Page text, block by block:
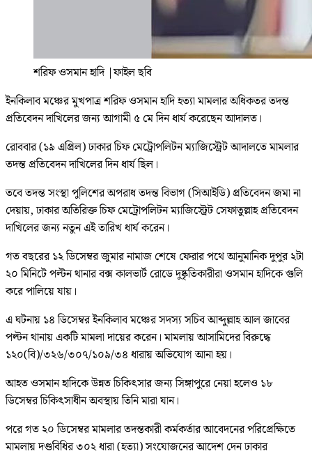
শরিফ ওসমান হাদি |ফাইল ছবি
ইনকিলাব মঞ্চের মুখপাত্র শরিফ ওসমান হাদি হত্যা মামলার অধিকতর তদন্ত
প্রতিবেদন দাখিলের জন্য আগামী ৫ মে দিন ধার্য করেছেন আদালত।
রোববার (১৯ এপ্রিল) ঢাকার চিফ মেট্রোপলিটন ম্যাজিস্ট্রেট আদালতে মামলার
তদন্ত প্রতিবেদন দাখিলের দিন ধার্য ছিল।
তবে তদন্ত সংস্থা পুলিশের অপরাধ তদন্ত বিভাগ (সিআইডি) প্রতিবেদন জমা না
দেয়ায়, ঢাকার অতিরিক্ত চিফ মেট্রোপলিটন ম্যাজিস্ট্রেট সেফাতুল্লাহ প্রতিবেদন
দাখিলের জন্য নতুন এই তারিখ ধার্য করেন।
গত বছরের ১২ ডিসেম্বর জুমার নামাজ শেষে ফেরার পথে আনুমানিক দুপুর ২টা
২০ মিনিটে পল্টন থানার বক্স কালভার্ট রোডে দুষ্কৃতিকারীরা ওসমান হাদিকে গুলি
করে পালিয়ে যায়।
এ ঘটনায় ১৪ ডিসেম্বর ইনকিলাব মঞ্চের সদস্য সচিব আব্দুল্লাহ আল জাবের
পল্টন থানায় একটি মামলা দায়ের করেন। মামলায় আসামিদের বিরুদ্ধে
১২০(বি)/৩২৬/৩০৭/১০৯/৩৪ ধারায় অভিযোগ আনা হয়।
আহত ওসমান হাদিকে উন্নত চিকিৎসার জন্য সিঙ্গাপুরে নেয়া হলেও ১৮
ডিসেম্বর চিকিৎসাধীন অবস্থায় তিনি মারা যান।
পরে গত ২০ ডিসেম্বর মামলার তদন্তকারী কর্মকর্তার আবেদনের পরিপ্রেক্ষিতে
মামলায় দণ্ডবিধির ৩০২ ধারা (হত্যা) সংযোজনের আদেশ দেন ঢাকার